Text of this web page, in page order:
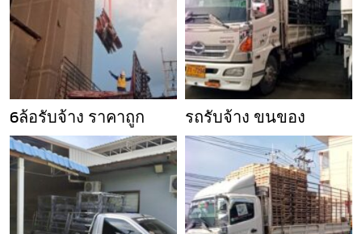
6ล้อรับจ้าง ราคาถูก รถรับจ้าง ขนของ